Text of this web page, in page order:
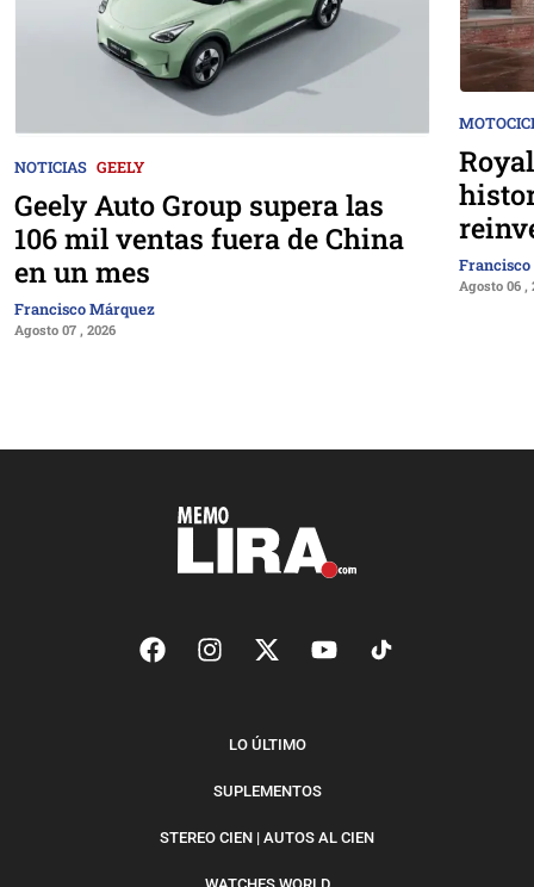
NOTICIAS GEELY
Geely Auto Group supera las
106 mil ventas fuera de China
en un mes
Francisco Márquez
Agosto 07 , 2026
Agosto 06 ,
LO ÚLTIMO
SUPLEMENTOS
STEREO CIEN | AUTOS AL CIEN